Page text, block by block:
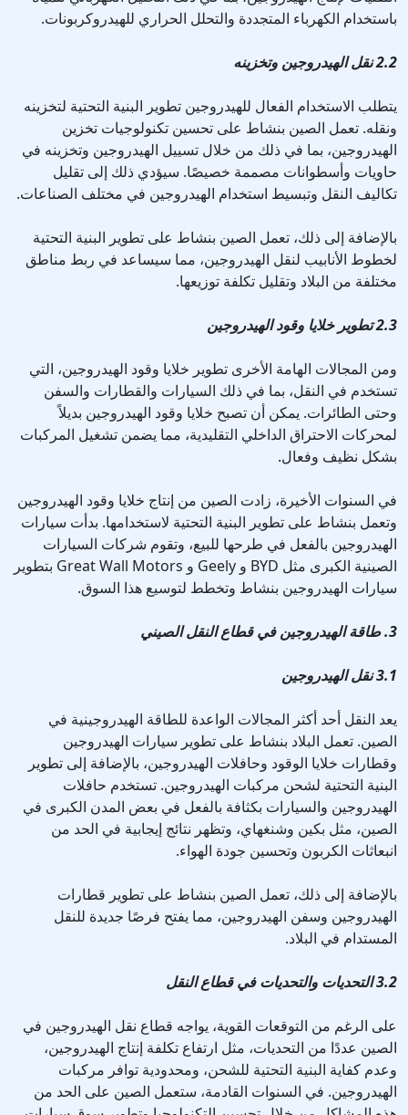
باستخدام الكهرباء المتجددة والتحلل الحراري للهيدروكربونات.
2.2 نقل الهيدروجين وتخزينه
يتطلب الاستخدام الفعال للهيدروجين تطوير البنية التحتية لتخزينه
ونقله. تعمل الصين بنشاط على تحسين تكنولوجيات تخزين
الهيدروجين، بما في ذلك من خلال تسييل الهيدروجين وتخزينه في
حاويات وأسطوانات مصممة خصيصًا. سيؤدي ذلك إلى تقليل
تكاليف النقل وتبسيط استخدام الهيدروجين في مختلف الصناعات.
بالإضافة إلى ذلك، تعمل الصين بنشاط على تطوير البنية التحتية
لخطوط الأنابيب لنقل الهيدروجين، مما سيساعد في ربط مناطق
مختلفة من البلاد وتقليل تكلفة توزيعها.
2.3 تطوير خلايا وقود الهيدروجين
ومن المجالات الهامة الأخرى تطوير خلايا وقود الهيدروجين، التي
تستخدم في النقل، بما في ذلك السيارات والقطارات والسفن
وحتى الطائرات. يمكن أن تصبح خلايا وقود الهيدروجين بديلاً
لمحركات الاحتراق الداخلي التقليدية، مما يضمن تشغيل المركبات
بشكل نظيف وفعال.
في السنوات الأخيرة، زادت الصين من إنتاج خلايا وقود الهيدروجين
وتعمل بنشاط على تطوير البنية التحتية لاستخدامها. بدأت سيارات
الهيدروجين بالفعل في طرحها للبيع، وتقوم شركات السيارات
الصينية الكبرى مثل BYD و Geely و Great Wall Motors بتطوير
سيارات الهيدروجين بنشاط وتخطط لتوسيع هذا السوق.
3. طاقة الهيدروجين في قطاع النقل الصيني
3.1 نقل الهيدروجين
يعد النقل أحد أكثر المجالات الواعدة للطاقة الهيدروجينية في
الصين. تعمل البلاد بنشاط على تطوير سيارات الهيدروجين
وقطارات خلايا الوقود وحافلات الهيدروجين، بالإضافة إلى تطوير
البنية التحتية لشحن مركبات الهيدروجين. تستخدم حافلات
الهيدروجين والسيارات بكثافة بالفعل في بعض المدن الكبرى في
الصين، مثل بكين وشنغهاي، وتظهر نتائج إيجابية في الحد من
انبعاثات الكربون وتحسين جودة الهواء.
بالإضافة إلى ذلك، تعمل الصين بنشاط على تطوير قطارات
الهيدروجين وسفن الهيدروجين، مما يفتح فرصًا جديدة للنقل
المستدام في البلاد.
3.2 التحديات والتحديات في قطاع النقل
على الرغم من التوقعات القوية، يواجه قطاع نقل الهيدروجين في
الصين عددًا من التحديات، مثل ارتفاع تكلفة إنتاج الهيدروجين،
وعدم كفاية البنية التحتية للشحن، ومحدودية توافر مركبات
الهيدروجين. في السنوات القادمة، ستعمل الصين على الحد من